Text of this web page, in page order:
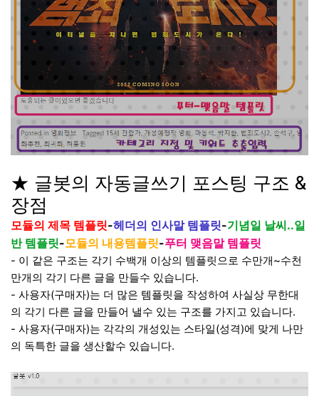
★ 글봇의 자동글쓰기 포스팅 구조 &
장점
모듈의 제목 템플릿-헤더의 인사말 템플릿-기념일 날씨..일
반 템플릿-모듈의 내용템플릿-푸터 맺음말 템플릿
- 이 같은 구조는 각기 수백개 이상의 템플릿으로 수만개~수천
만개의 각기 다른 글을 만들수 있습니다.
- 사용자(구매자)는 더 많은 템플릿을 작성하여 사실상 무한대
의 각기 다른 글을 만들어 낼수 있는 구조를 가지고 있습니다.
- 사용자(구매자)는 각각의 개성있는 스타일(성격)에 맞게 나만
의 독특한 글을 생산할수 있습니다.